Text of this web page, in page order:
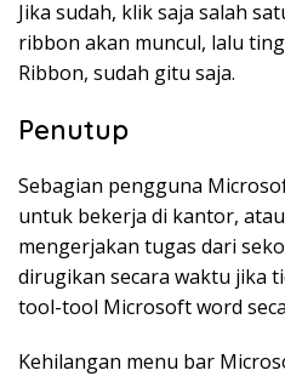
Jika sudah, klik saja salah
ribbon akan muncul, lalu
Ribbon, sudah gitu saja.
Penutup
Sebagian pengguna
untuk bekerja di kantor,
mengerjakan tugas dari
dirugikan secara waktu jika
tool-tool Microsoft word
Kehilangan menu bar